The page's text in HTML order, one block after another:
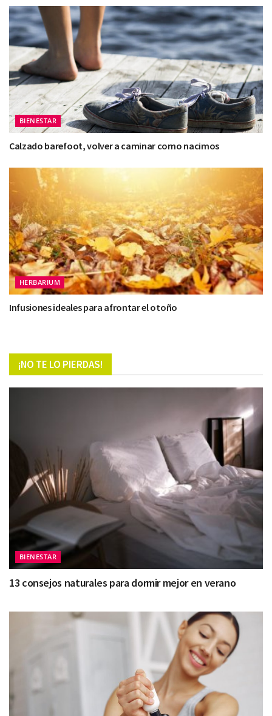
BIENESTAR
Calzado barefoot, volver a caminar como nacimos
HERBARIUM
Infusiones ideales para afrontar el otoño
¡NO TE LO PIERDAS!
BIENESTAR
13 consejos naturales para dormir mejor en verano